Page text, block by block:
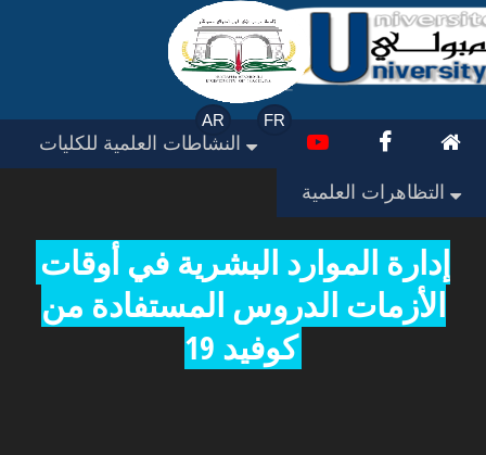
AR FR
إدارة الموارد البشرية في أوقات
الأزمات الدروس المستفادة من
كوفيد 19